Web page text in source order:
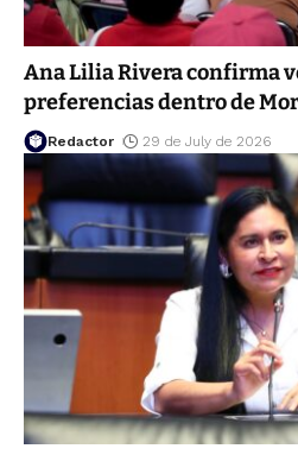
Ana Lilia Rivera confirma
preferencias dentro de
Redactor 29 de July de 2026